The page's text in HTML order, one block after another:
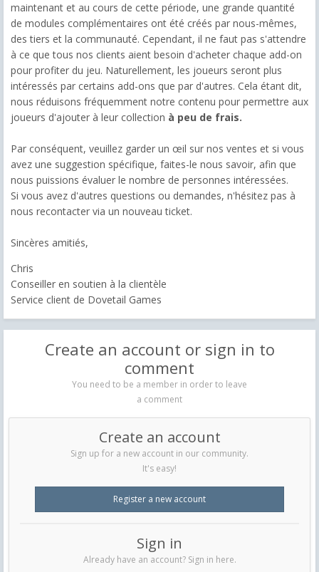
maintenant et au cours de cette période, une grande quantité
de modules complémentaires ont été créés par nous-mêmes,
des tiers et la communauté. Cependant, il ne faut pas s'attendre
à ce que tous nos clients aient besoin d'acheter chaque add-on
pour profiter du jeu. Naturellement, les joueurs seront plus
intéressés par certains add-ons que par d'autres. Cela étant dit,
nous réduisons fréquemment notre contenu pour permettre aux
joueurs d'ajouter à leur collection à peu de frais.
Par conséquent, veuillez garder un œil sur nos ventes et si vous
avez une suggestion spécifique, faites-le nous savoir, afin que
nous puissions évaluer le nombre de personnes intéressées.
Si vous avez d'autres questions ou demandes, n'hésitez pas à
nous recontacter via un nouveau ticket.
Sincères amitiés,
Chris
Conseiller en soutien à la clientèle
Service client de Dovetail Games
Create an account or sign in to
comment
You need to be a member in order to leave
a comment
Create an account
Sign up for a new account in our community.
It's easy!
Register a new account
Sign in
Already have an account? Sign in here.